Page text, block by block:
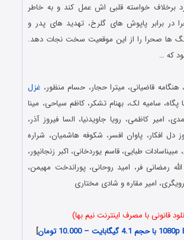
برخلاف خواسته قلبی اش عمل کند و به خاطر
در برابر پاپوش های گلرخ، تهدید های پدر و
ها صحرا را از این موقعیت سخت نجات دهد.
که …
قاضیانی، میترا حجار، حسام منظور، غزل
پگاه، سامیه لک، بهنام تشکر، کاظم سیاحی، مینا
امیر کاظمی، رویا جاویدنیا، السا فیروز آذر،
دل افکار، پاوان افسر، شکوفه هاشمیان، شراره
مبیناسادات طبایی، قاسم یوردخانی، اکبر زنجانپور،
رمضانی فر، امید روحانی، پوراندخت مهیمن،
امیر مقاره و شادی مختاری
قانونی با مصرف اینترنت نیم بها)
]